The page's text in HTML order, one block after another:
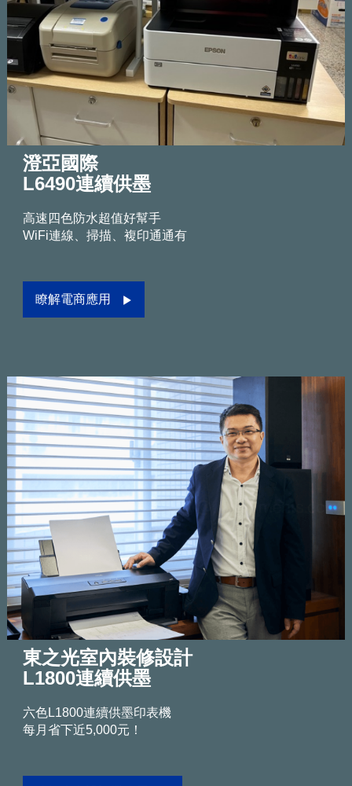
澄亞國際
L6490連續供墨
高速四色防水超值好幫手
WiFi連線、掃描、複印通通有
瞭解電商應用
東之光室內裝修設計
L1800連續供墨
六色L1800連續供墨印表機
每月省下近5,000元！